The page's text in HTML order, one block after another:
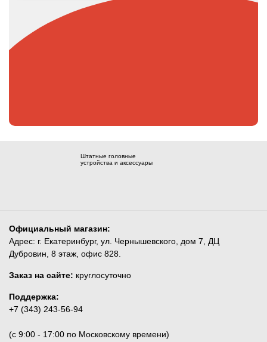
Штатные головные
устройства и аксессуары
Официальный магазин:
Адрес: г. Екатеринбург, ул. Чернышевского, дом 7, ДЦ
Дубровин, 8 этаж, офис 828.
Заказ на сайте: круглосуточно
Поддержка:
+7 (343) 243-56-94
(c 9:00 - 17:00 по Московскому времени)